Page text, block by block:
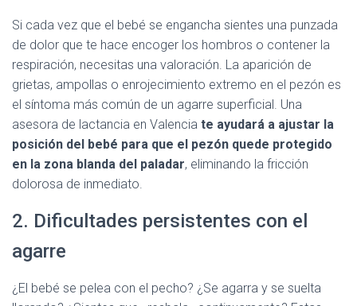
Si cada vez que el bebé se engancha sientes una punzada
de dolor que te hace encoger los hombros o contener la
respiración, necesitas una valoración. La aparición de
grietas, ampollas o enrojecimiento extremo en el pezón es
el síntoma más común de un agarre superficial. Una
asesora de lactancia en Valencia te ayudará a ajustar la
posición del bebé para que el pezón quede protegido
en la zona blanda del paladar, eliminando la fricción
dolorosa de inmediato.
2. Dificultades persistentes con el
agarre
¿El bebé se pelea con el pecho? ¿Se agarra y se suelta